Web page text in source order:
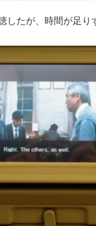
したが、時間が足り